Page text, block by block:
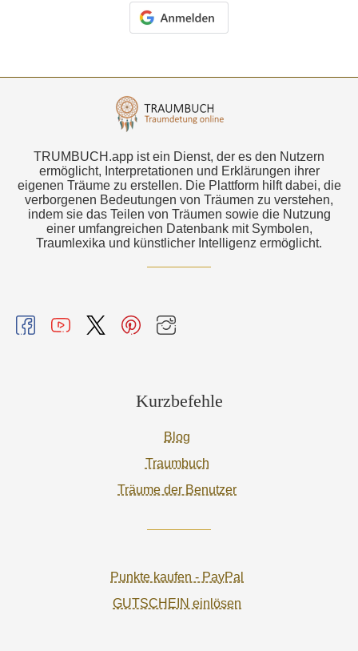
TRUMBUCH.app ist ein Dienst, der es den Nutzern
ermöglicht, Interpretationen und Erklärungen ihrer
eigenen Träume zu erstellen. Die Plattform hilft dabei, die
verborgenen Bedeutungen von Träumen zu verstehen,
indem sie das Teilen von Träumen sowie die Nutzung
einer umfangreichen Datenbank mit Symbolen,
Traumlexika und künstlicher Intelligenz ermöglicht.
Kurzbefehle
Blog
Traumbuch
Träume der Benutzer
Punkte kaufen - PayPal
GUTSCHEIN einlösen